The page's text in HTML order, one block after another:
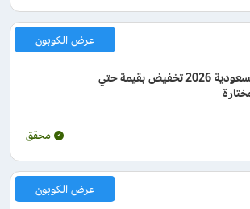
كود خصم اسوس السعودية 2026 تخفيض بقيمة حتي
عرض الكوبون
محقق
عرض الكوبون